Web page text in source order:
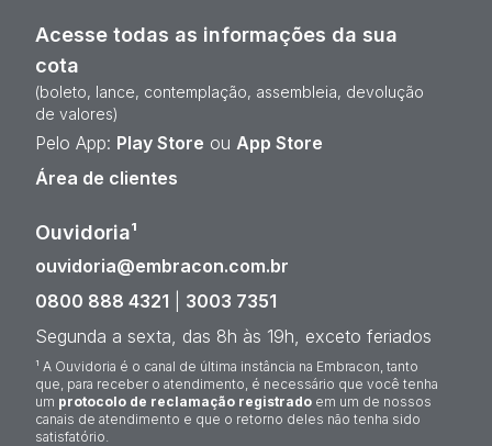
Acesse todas as informações da sua
cota
(boleto, lance, contemplação, assembleia, devolução
de valores)
Pelo App: Play Store ou App Store
Área de clientes
Ouvidoria¹
ouvidoria@embracon.com.br
0800 888 4321
3003 7351
Segunda a sexta, das 8h às 19h, exceto feriados
¹ A Ouvidoria é o canal de última instância na Embracon, tanto
que, para receber o atendimento, é necessário que você tenha
um protocolo de reclamação registrado em um de nossos
canais de atendimento e que o retorno deles não tenha sido
satisfatório.